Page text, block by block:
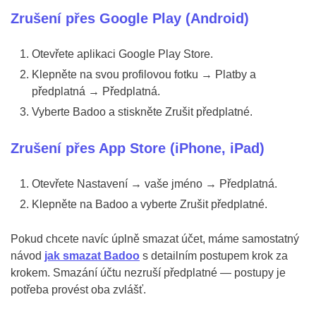
Zrušení přes Google Play (Android)
Otevřete aplikaci Google Play Store.
Klepněte na svou profilovou fotku → Platby a
předplatná → Předplatná.
Vyberte Badoo a stiskněte Zrušit předplatné.
Zrušení přes App Store (iPhone, iPad)
Otevřete Nastavení → vaše jméno → Předplatná.
Klepněte na Badoo a vyberte Zrušit předplatné.
Pokud chcete navíc úplně smazat účet, máme samostatný
návod jak smazat Badoo s detailním postupem krok za
krokem. Smazání účtu nezruší předplatné — postupy je
potřeba provést oba zvlášť.